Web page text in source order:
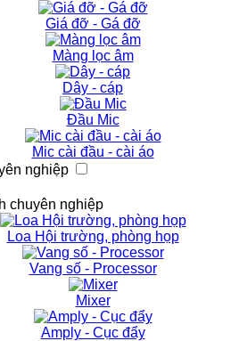
Giá đỡ - Gá đỡ
Màng lọc âm
Dây - cáp
Đầu Mic
Mic cài đầu - cài áo
nghiệp
chuyên nghiệp
Loa Hội trường, phòng họp
Vang số - Processor
Mixer
Amply - Cục đẩy